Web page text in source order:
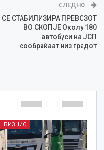
СЛЕДНО
СЕ СТАБИЛИЗИРА ПРЕВОЗОТ
ВО СКОПЈЕ Околу 180
автобуси на ЈСП
сообраќаат низ градот
БИЗНИС